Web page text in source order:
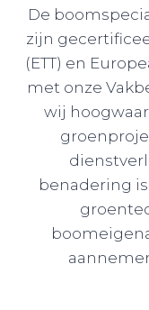
De
zijn
(ETT) en
met onze
wij
benadering